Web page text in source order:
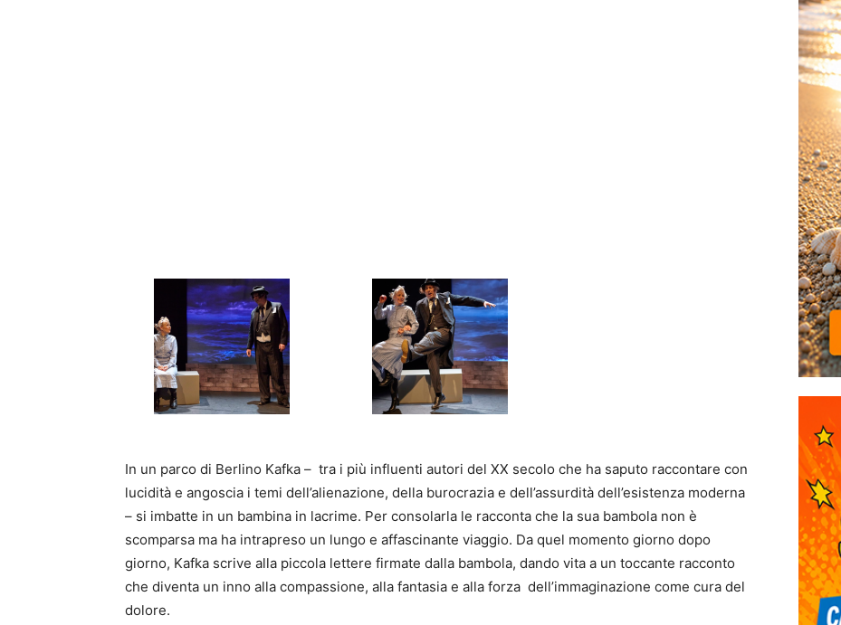
In un parco di Berlino Kafka – tra i più influenti autori del XX secolo che ha saputo raccontare con
lucidità e angoscia i temi dell’alienazione, della burocrazia e dell’assurdità dell’esistenza moderna
– si imbatte in un bambina in lacrime. Per consolarla le racconta che la sua bambola non è
scomparsa ma ha intrapreso un lungo e affascinante viaggio. Da quel momento giorno dopo
giorno, Kafka scrive alla piccola lettere firmate dalla bambola, dando vita a un toccante racconto
che diventa un inno alla compassione, alla fantasia e alla forza dell’immaginazione come cura del
dolore.